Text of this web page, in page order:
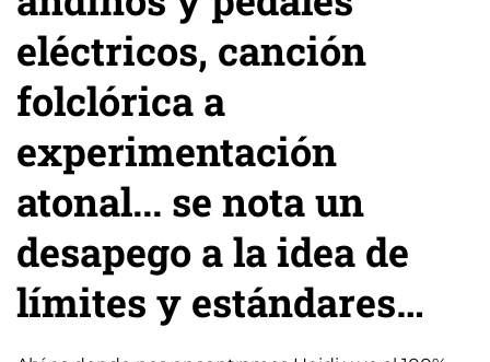
eléctricos, canción
folclórica a
experimentación
atonal... se nota un
desapego a la idea de
límites y estándares…